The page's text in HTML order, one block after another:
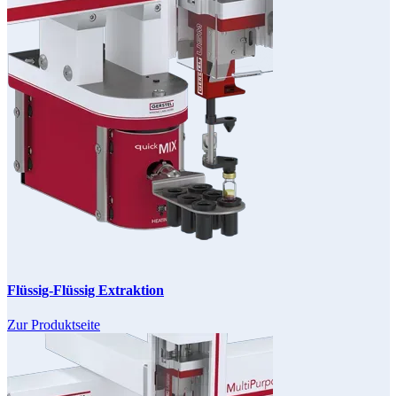
Flüssig-Flüssig Extraktion
Zur Produktseite